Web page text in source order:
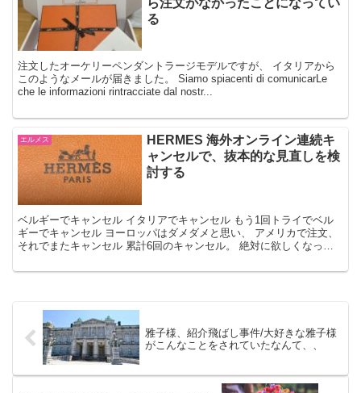
ら注文がなかったことになってい
る
注文したオーケリーペンダントラージモデルですが、 イタリアから
このようなメールが届きました。 Siamo spiacenti di comunicarLe
che le informazioni rintracciate dal nostr...
エルメス
HERMES 海外オンライン連続キ
ャンセルで、抜本的な見直しを検
討する
ベルギーでキャンセル イタリアでキャンセル もう1回トライでベル
ギーでキャンセル ヨーロッパはダメダメと思い、 アメリカで注文、
それでまたキャンセル 累計6回のキャンセル。 絶対に欲しくなって
雅子様、紹介飛ばし事件/大好きな雅子様
がこんなことをされていたなんて、、